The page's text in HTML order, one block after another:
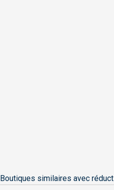
Boutiques similaires avec